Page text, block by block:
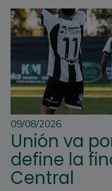
09/08/2026
Unión va
define la
Central